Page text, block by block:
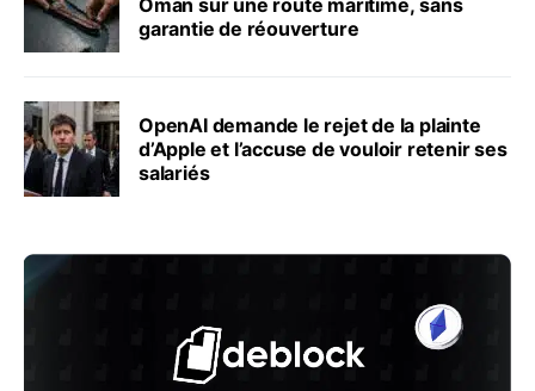
Oman sur une route maritime, sans
garantie de réouverture
OpenAI demande le rejet de la plainte
d’Apple et l’accuse de vouloir retenir ses
salariés